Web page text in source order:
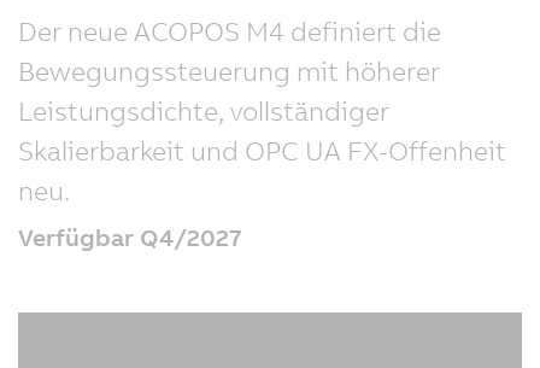
Der neue ACOPOS M4 definiert die
Bewegungssteuerung mit höherer
Leistungsdichte, vollständiger
Skalierbarkeit und OPC UA FX-Offenheit
neu.
Verfügbar Q4/2027